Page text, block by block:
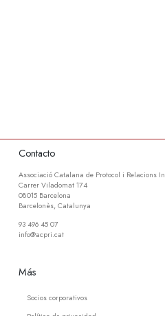
Contacto
Associació Catalana de Protocol i Relacions
Carrer Viladomat 174
08015 Barcelona
Barcelonès, Catalunya
93 496 45 07
info@acpri.cat
Más
Socios corporativos